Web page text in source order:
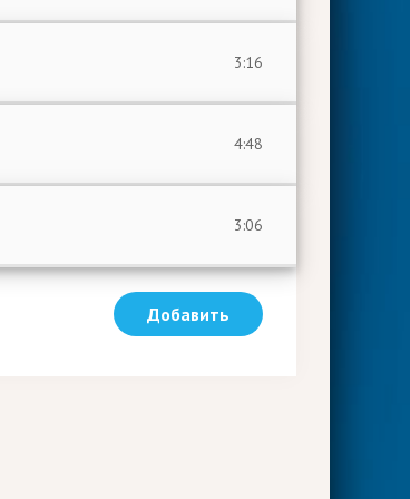
3:16
4:48
3:06
Добавить